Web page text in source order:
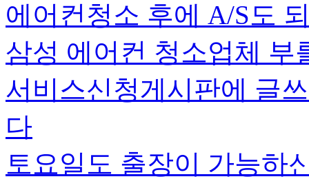
에어컨청소 후에 A/S도
삼성 에어컨 청소업체 부
서비스신청게시판에 글
다
토요일도 출장이 가능하